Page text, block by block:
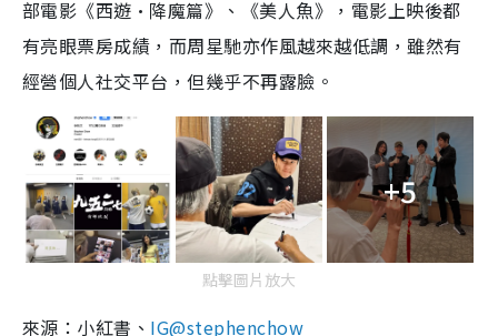
部電影《西遊·降魔篇》、《美人魚》，電影上映後都
有亮眼票房成績，而周星馳亦作風越來越低調，雖然有
經營個人社交平台，但幾乎不再露臉。
+5
點擊圖片放大
來源：小紅書、 IG@stephenchow